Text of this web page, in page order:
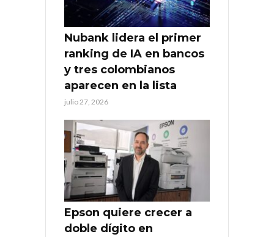
Nubank lidera el primer
ranking de IA en bancos
y tres colombianos
aparecen en la lista
julio 27, 2026
Epson quiere crecer a
doble dígito en